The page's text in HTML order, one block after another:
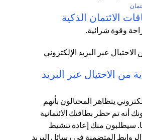
الائتمان الذكية
وقوة شرائية.
من الاحتيال عبر البريد
يتظاهر المحتالون بأنهم
تم حظر بطاقتك الائتمانية
سيطلبون منك إعادة تنشيط
المتضمنة في رسائل البريد